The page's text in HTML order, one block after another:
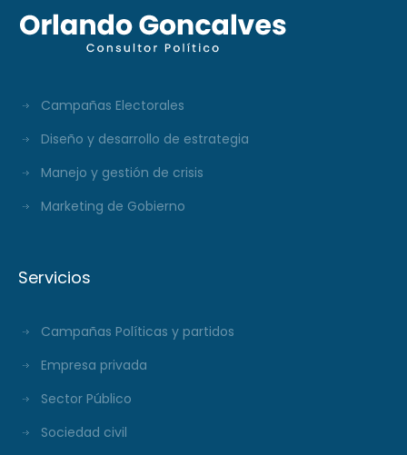
Campañas Electorales
Diseño y desarrollo de estrategia
Manejo y gestión de crisis
Marketing de Gobierno
Servicios
Campañas Políticas y partidos
Empresa privada
Sector Público
Sociedad civil